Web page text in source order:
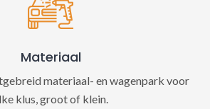
Materiaal
materiaal- en wagenpark voor
klus, groot of klein.